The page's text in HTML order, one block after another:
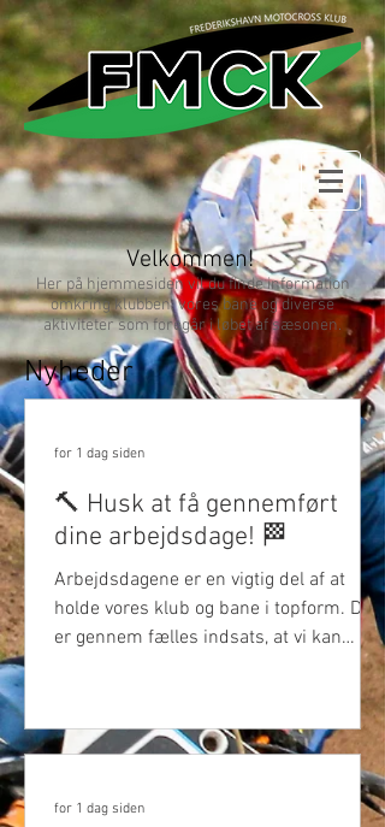
Velkommen!
Her på hjemmesiden vil du finde information
omkring klubben, vores bane og diverse
aktiviteter som foregår i løbet af sæsonen.
Nyheder
🔨 Husk at få gennemført
dine arbejdsdage! 🏁
Arbejdsdagene er en vigtig del af at
holde vores klub og bane i topform. Det
er gennem fælles indsats, at vi kan
skabe de bedste rammer for træning,
endnu ikke fået gennemført dine
arbejdsdage, så husk at få det gjort
inden sæsonen er slut. Hver en indsats
tæller – og vi har brug for, at alle
for 1 dag siden
for 1 dag siden